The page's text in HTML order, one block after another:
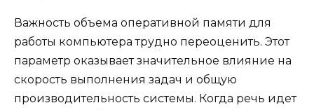
Важность объема оперативной памяти для
работы компьютера трудно переоценить. Этот
параметр оказывает значительное влияние на
скорость выполнения задач и общую
производительность системы. Когда речь идет